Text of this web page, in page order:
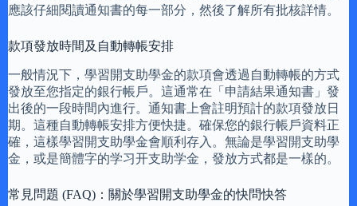
應該仔細閱讀通知書的每一部分，然後了解所有批核詳情。
款項發放時間及自動轉帳安排
一般情況下，學習開支助學金的款項會透過自動轉帳的方式
發放至您指定的銀行帳戶。這通常在「申請結果通知書」發
出後的一段時間內進行。通知書上會註明預計的款項發放日
期。這種自動轉帳安排方便快捷。確保您的銀行帳戶資料正
確，這樣學習開支助學金會順利存入。無論是學習開支助學
金，或是簡體字的学习开支助学金，發放方式都是一樣的。
常見問題 (FAQ)：關於學習開支助學金的快問快答